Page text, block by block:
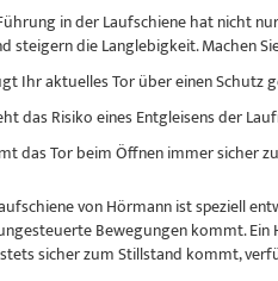
in der Laufschiene hat nicht
steigern die Langlebigkeit. Machen
Ihr aktuelles Tor über einen Schutz
das Risiko eines Entgleisens der
das Tor beim Öffnen immer sicher
von Hörmann ist speziell
Bewegungen kommt.
sicher zum Stillstand kommt,